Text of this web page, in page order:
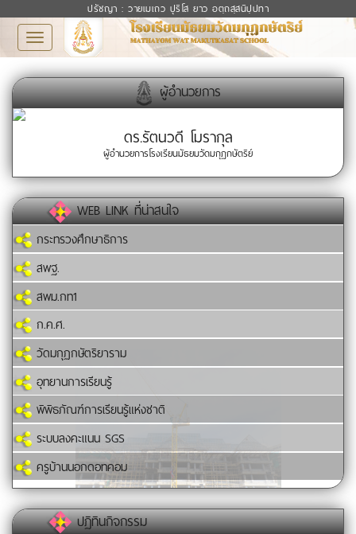
ปรัชญา : วายเมเถว ปุริโส ยาว อตฺถสฺสนิปฺปทา
Toggle
navigation
ผู้อำนวยการ
ดร.รัตนวดี โมรากุล
ผู้อำนวยการโรงเรียนมัธยมวัดมกุฏกษัตริย์
WEB LINK ที่น่าสนใจ
กระทรวงศึกษาธิการ
สพฐ.
สพม.กท1
ก.ค.ศ.
วัดมกุฏกษัตริยาราม
อุทยานการเรียนรู้
พิพิธภัณฑ์การเรียนรู้แห่งชาติ
ระบบลงคะแนน SGS
ครูบ้านนอกดอทคอม
ปฏิทินกิจกรรม